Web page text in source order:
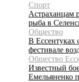
Спорт
Астраханцам
рыба в
Общество
В Ессентуках
фестивале
Общество
Известный
Емельяненко